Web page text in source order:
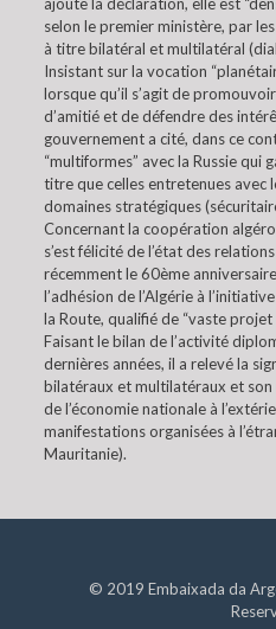
selon le premier ministère, par
à titre bilatéral et multilatéral
Insistant sur la vocation
lorsque qu’il s’agit de
d’amitié et de défendre des
gouvernement a cité, dans ce
“multiformes” avec la Russie qui
titre que celles entretenues avec
domaines stratégiques
Concernant la coopération
s’est félicité de l’état des
récemment le 60ème
l’adhésion de l’Algérie à
la Route, qualifié de “vaste
Faisant le bilan de l’activité
dernières années, il a relevé la
bilatéraux et multilatéraux et
de l’économie nationale à
manifestations organisées à
Mauritanie).
© 2019 Embaixada da